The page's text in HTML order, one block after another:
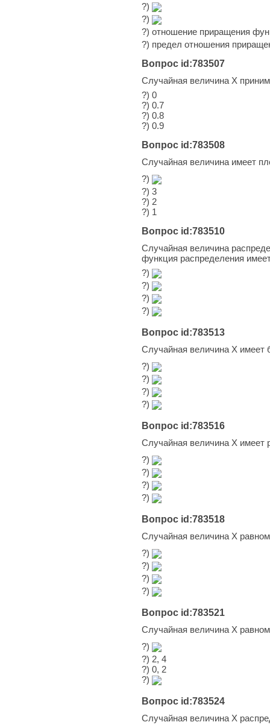
?)
?)
?) отношение приращения
?) предел отношения
Вопрос id:783507
Случайная величина X
?) 0
?) 0.7
?) 0.8
?) 0.9
Вопрос id:783508
Случайная величина имеет
?)
?) 3
?) 2
?) 1
Вопрос id:783510
Случайная величина
функция распределения
?)
?)
?)
?)
Вопрос id:783513
Случайная величина Х имеет
?)
?)
?)
?)
Вопрос id:783516
Случайная величина Х имеет
?)
?)
?)
?)
Вопрос id:783518
Случайная величина Х
?)
?)
?)
?)
Вопрос id:783521
Случайная величина Х
?)
?) 2, 4
?) 0, 2
?)
Вопрос id:783524
Случайная величина Х